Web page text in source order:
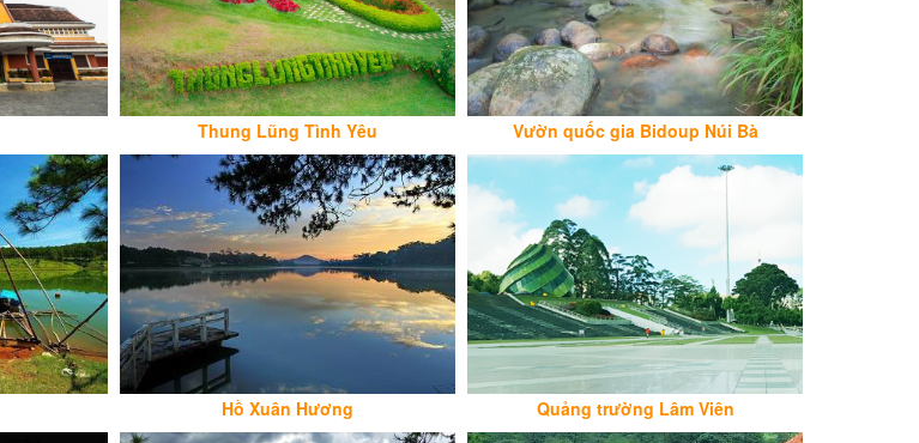
Thung Lũng Tình Yêu Vườn quốc gia Bidoup Núi Bà
Hồ Xuân Hương Quảng trường Lâm Viên